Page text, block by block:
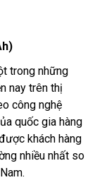
trong những
nay trên thị
công nghệ
quốc gia hàng
khách hàng
nhiều nhất so